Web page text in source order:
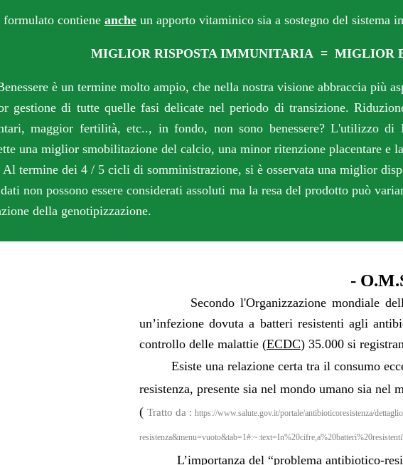
contiene anche un apporto vitaminico sia a sostegno del sistema
MIGLIOR RISPOSTA IMMUNITARIA = MIGLIOR
è un termine molto ampio, che nella nostra visione abbraccia più
gestione di tutte quelle fasi delicate nel periodo di transizione.
maggior fertilità, etc.., in fondo, non sono benessere? L'utilizzo di
una miglior smobilitazione del calcio, una minor ritenzione placentare e
dei 4 / 5 cicli di somministrazione, si è osservata una miglior
possono essere considerati assoluti ma la resa del prodotto può
della genotipizzazione.
-
Secondo l'Organizzazione mondiale
un’infezione dovuta a batteri resistenti agli antib
controllo delle malattie (ECDC) 35.000 si
Esiste una relazione certa tra il consumo
resistenza, presente sia nel mondo umano sia nel
( Tratto da : https://www.salute.gov.it/portale/antibioticoresistenza/
L’importanza del “problema antibiotico-